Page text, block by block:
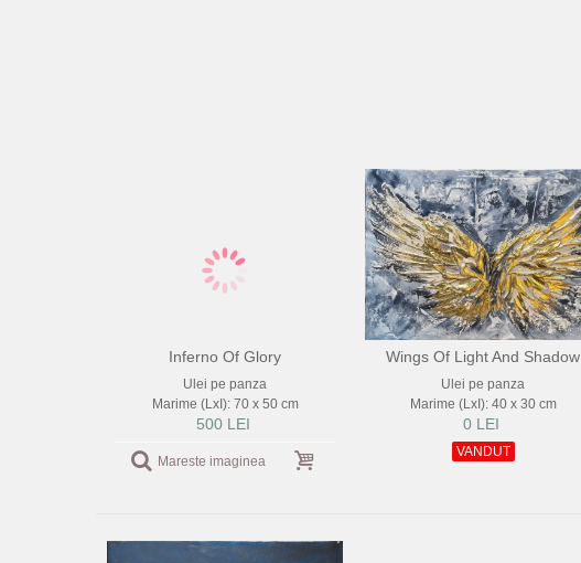
Inferno Of Glory
Ulei pe panza
Marime (LxI): 70 x 50 cm
500 LEI
Mareste imaginea
Wings Of Light And Shadow
Ulei pe panza
Marime (LxI): 40 x 30 cm
0 LEI
VANDUT